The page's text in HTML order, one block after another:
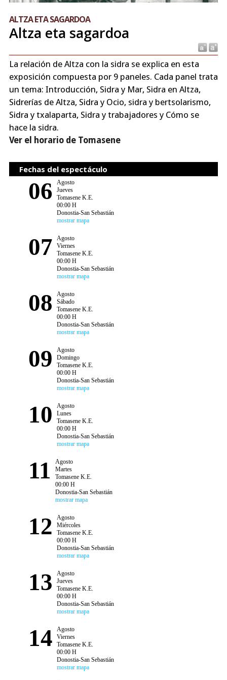
ALTZA ETA SAGARDOA
Altza eta sagardoa
La relación de Altza con la sidra se explica en esta
exposición compuesta por 9 paneles. Cada panel trata
un tema: Introducción, Sidra y Mar, Sidra en Altza,
Sidrerías de Altza, Sidra y Ocio, sidra y bertsolarismo,
Sidra y txalaparta, Sidra y trabajadores y Cómo se
hace la sidra.
Ver el horario de Tomasene
Fechas del espectáculo
06
Agosto
Jueves
Tomasene K.E.
00:00 H
Donostia-San Sebastián
mostrar mapa
07
Agosto
Viernes
Tomasene K.E.
00:00 H
Donostia-San Sebastián
mostrar mapa
08
Agosto
Sábado
Tomasene K.E.
00:00 H
Donostia-San Sebastián
mostrar mapa
09
Agosto
Domingo
Tomasene K.E.
00:00 H
Donostia-San Sebastián
mostrar mapa
10
Agosto
Lunes
Tomasene K.E.
00:00 H
Donostia-San Sebastián
mostrar mapa
11
Agosto
Martes
Tomasene K.E.
00:00 H
Donostia-San Sebastián
mostrar mapa
12
Agosto
Miércoles
Tomasene K.E.
00:00 H
Donostia-San Sebastián
mostrar mapa
13
Agosto
Jueves
Tomasene K.E.
00:00 H
Donostia-San Sebastián
mostrar mapa
14
Agosto
Viernes
Tomasene K.E.
00:00 H
Donostia-San Sebastián
mostrar mapa